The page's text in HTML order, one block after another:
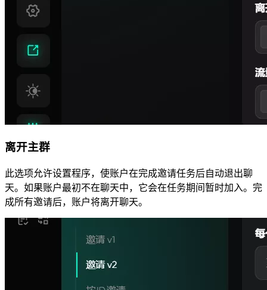
离开主群
此选项允许设置程序，使账户在完成邀请任务后自动退出聊
天。如果账户最初不在聊天中，它会在任务期间暂时加入。完
成所有邀请后，账户将离开聊天。